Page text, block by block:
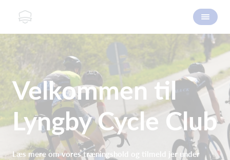
Velkommen til
Lyngby Cycle Club
Læs mere om vores træningshold og tilmeld jer under